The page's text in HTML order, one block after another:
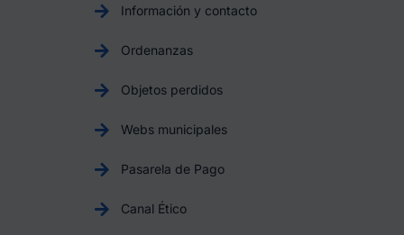
Información y contacto
Ordenanzas
Objetos perdidos
Webs municipales
Pasarela de Pago
Canal Ético